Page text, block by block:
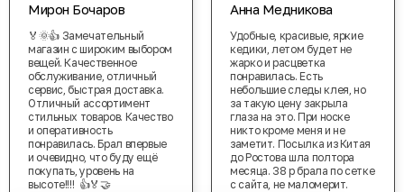
Мирон Бочаров
🏅🌞👍 Замечательный
магазин с широким выбором
вещей. Качественное
обслуживание, отличный
сервис, быстрая доставка.
Отличный ассортимент
стильных товаров. Качество
и оперативность
понравилась. Брал впервые
и очевидно, что буду ещё
покупать, уровень на
высоте!!!! 👍🏅🤝
Анна Медникова
Удобные, красивые, яркие
кедики, летом будет не
жарко и расцветка
понравилась. Есть
небольшие следы клея, но
за такую цену закрыла
глаза на это. При носке
никто кроме меня и не
заметит. Посылка из Китая
до Ростова шла полтора
месяца. 38 р брала по сетке
с сайта, не маломерит.